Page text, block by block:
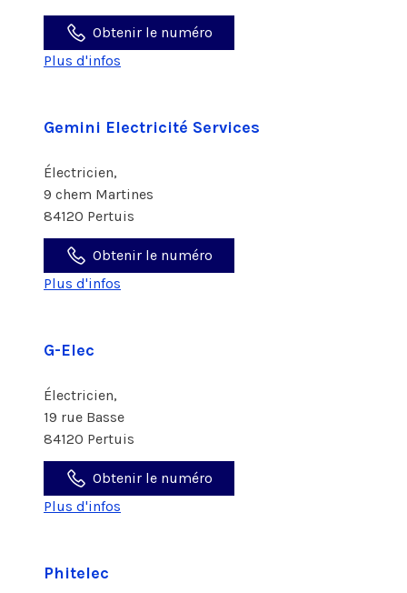
Obtenir le numéro
Plus d'infos
Gemini Electricité Services
Électricien,
9 chem Martines
84120 Pertuis
Obtenir le numéro
Plus d'infos
G-Elec
Électricien,
19 rue Basse
84120 Pertuis
Obtenir le numéro
Plus d'infos
Phitelec